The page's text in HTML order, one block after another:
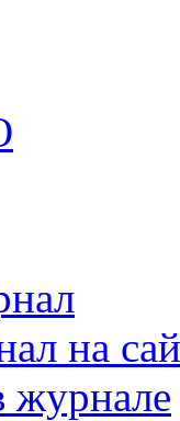
на
журнале